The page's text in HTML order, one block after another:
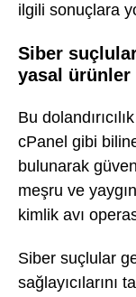
ilgili sonuçlara
Siber
yasal ürünler
Bu
cPanel gibi
bulunarak
meşru ve
kimlik avı
Siber suçlular
sağlayıcılarını